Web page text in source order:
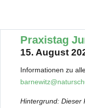
Praxistag
15. August
Informationen zu
Hintergrund: Dieser